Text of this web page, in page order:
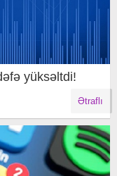
yüksəltdi!
Ətraflı